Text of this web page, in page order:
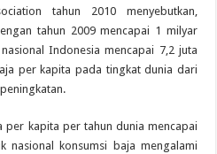
tahun 2010 menyebutkan,
tahun 2009 mencapai 1 milyar
Indonesia mencapai 7,2 juta
per kapita pada tingkat dunia dari
per kapita per tahun dunia mencapai
nasional konsumsi baja mengalami